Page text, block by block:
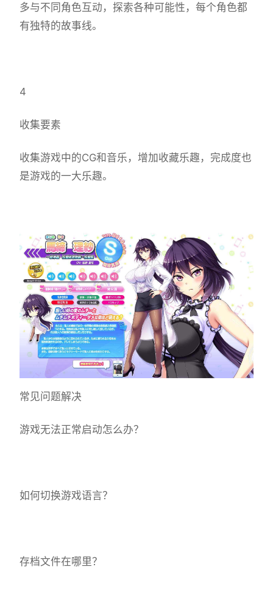
多与不同角色互动，探索各种可能性，每个角色都
有独特的故事线。
4
收集要素
收集游戏中的CG和音乐，增加收藏乐趣，完成度也
是游戏的一大乐趣。
常见问题解决
游戏无法正常启动怎么办？
如何切换游戏语言？
存档文件在哪里？